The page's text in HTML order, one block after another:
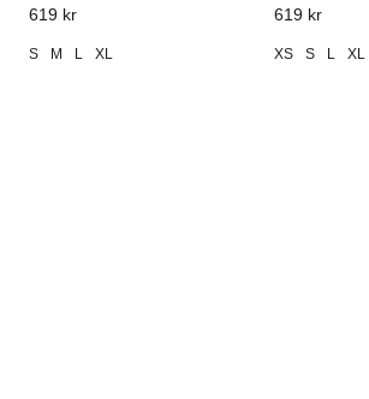
619 kr
S M L XL
619 kr
XS S L XL